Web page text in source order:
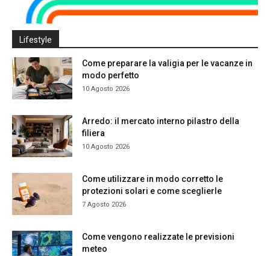
Lifestyle
Come preparare la valigia per le vacanze in
modo perfetto
10 Agosto 2026
Arredo: il mercato interno pilastro della
filiera
10 Agosto 2026
Come utilizzare in modo corretto le
protezioni solari e come sceglierle
7 Agosto 2026
Come vengono realizzate le previsioni
meteo